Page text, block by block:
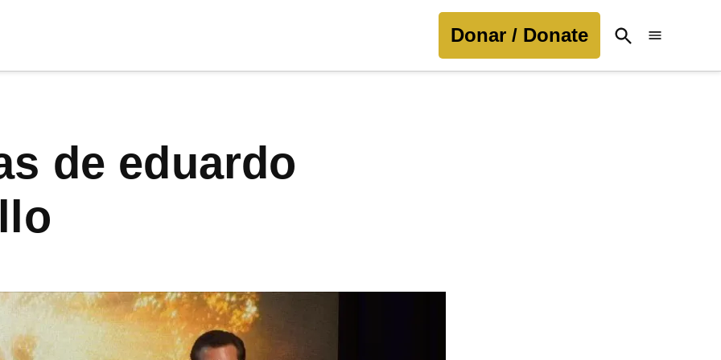
Donar
Donar / Donate
Open
Search